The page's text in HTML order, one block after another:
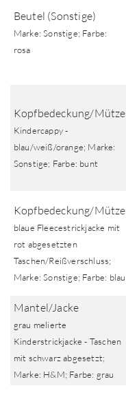
Beutel (Sonstige)
Marke: Sonstige; Farbe:
rosa
Kopfbedeckung/Mütze
Kindercappy -
blau/weiß/orange; Marke:
Sonstige; Farbe: bunt
Kopfbedeckung/Mütze
blaue Fleecestrickjacke mit
rot abgesetzten
Taschen/Reißverschluss;
Marke: Sonstige; Farbe: blau
Mantel/Jacke
grau melierte
Kinderstrickjacke - Taschen
mit schwarz abgesetzt;
Marke: H&M; Farbe: grau